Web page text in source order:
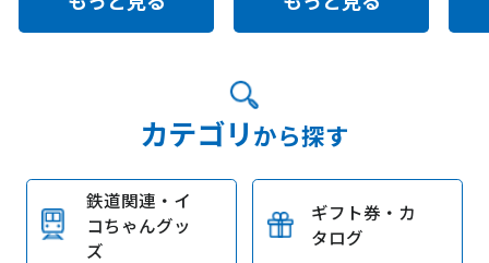
カテゴリから探す
鉄道関連・イ
コちゃんグッ
ズ
ギフト券・カ
タログ